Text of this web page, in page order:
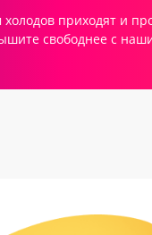
приходят и
свободнее с